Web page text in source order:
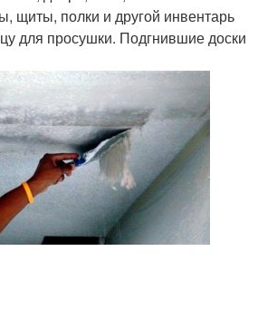
щиты, полки и другой инвентарь
для просушки. Подгнившие доски